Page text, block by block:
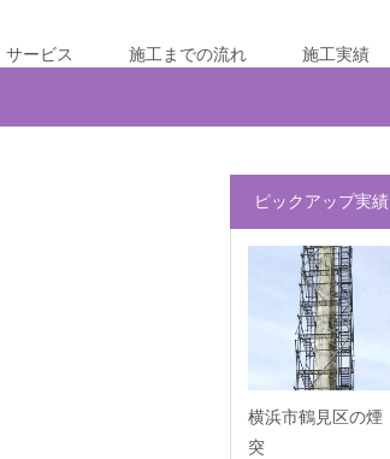
サービス 施工までの流れ 施工実績
ピックアップ実績
横浜市鶴見区の煙
突